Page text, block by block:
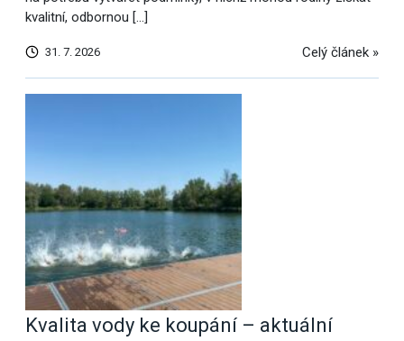
kvalitní, odbornou […]
31. 7. 2026 Celý článek »
Kvalita vody ke koupání – aktuální